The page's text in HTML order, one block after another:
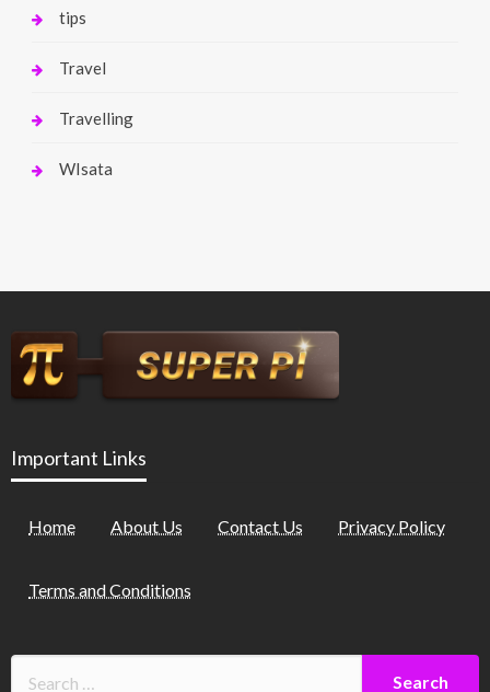
tips
Travel
Travelling
WIsata
Important Links
Home About Us Contact Us Privacy Policy
Terms and Conditions